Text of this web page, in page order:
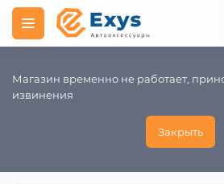
Магазин временно не работает,
извинения
Закрыть